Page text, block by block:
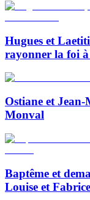
Hugues et
rayonner la foi
Ostiane et
Monval
Baptême et
Louise et Fabrice